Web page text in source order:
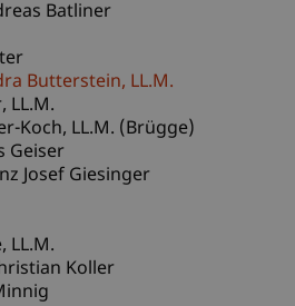
Batliner
Butterstein LL.M.
LL.M.
Koch LL.M. (Brügge)
Geiser
Josef Giesinger
LL.M.
Koller